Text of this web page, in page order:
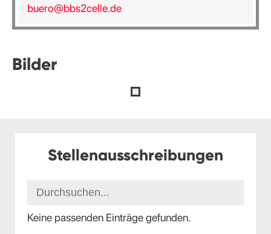
buero@bbs2celle.de
Bilder
Stellenausschreibungen
Keine passenden Einträge gefunden.